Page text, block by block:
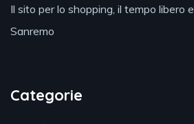
Il sito per lo shopping, il tempo libero
Sanremo
Categorie